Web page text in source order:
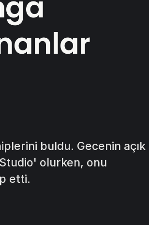
buldu. Gecenin açık
olurken, onu
etti.